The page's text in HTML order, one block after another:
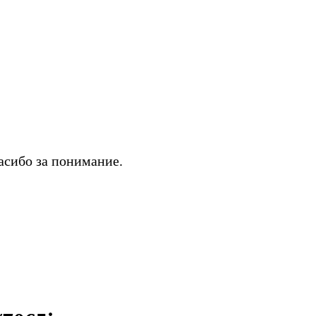
за понимание.